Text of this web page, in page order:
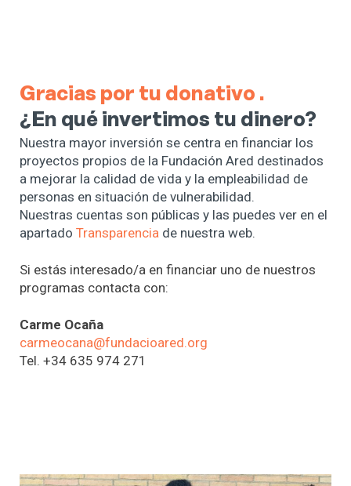
Gracias por tu donativo .
¿En qué invertimos tu dinero?
Nuestra mayor inversión se centra en financiar los
proyectos propios de la Fundación Ared destinados
a mejorar la calidad de vida y la empleabilidad de
personas en situación de vulnerabilidad.
Nuestras cuentas son públicas y las puedes ver en el
apartado Transparencia de nuestra web.
Si estás interesado/a en financiar uno de nuestros
programas contacta con:
Carme Ocaña
carmeocana@fundacioared.org
Tel. +34 635 974 271